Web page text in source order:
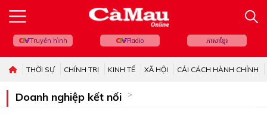
Truyền hình Radio ភាសាខ្មែរ
THỜI SỰ CHÍNH TRỊ KINH TẾ XÃ HỘI CẢI CÁCH HÀNH CHÍNH
Doanh nghiệp kết nối